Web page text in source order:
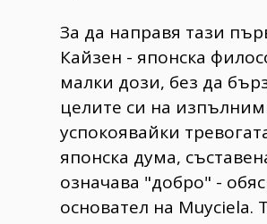
За да направя тази
Кайзен - японска
малки дози, без да
целите си на
успокоявайки
японска дума,
означава "добро" -
основател на